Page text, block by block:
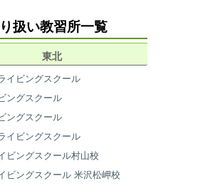
扱い教習所一覧
東北
イビングスクール
ングスクール
ングスクール
イビングスクール
ビングスクール村山校
ビングスクール 米沢松岬校